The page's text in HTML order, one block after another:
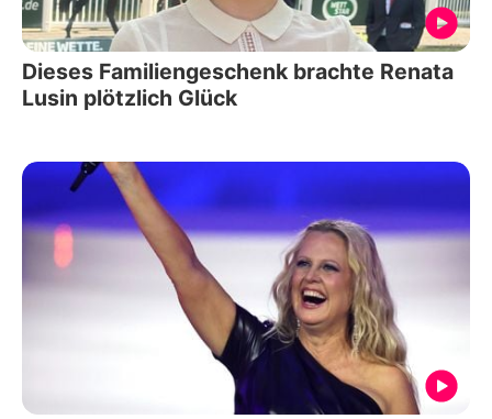
Dieses Familiengeschenk brachte Renata
Lusin plötzlich Glück